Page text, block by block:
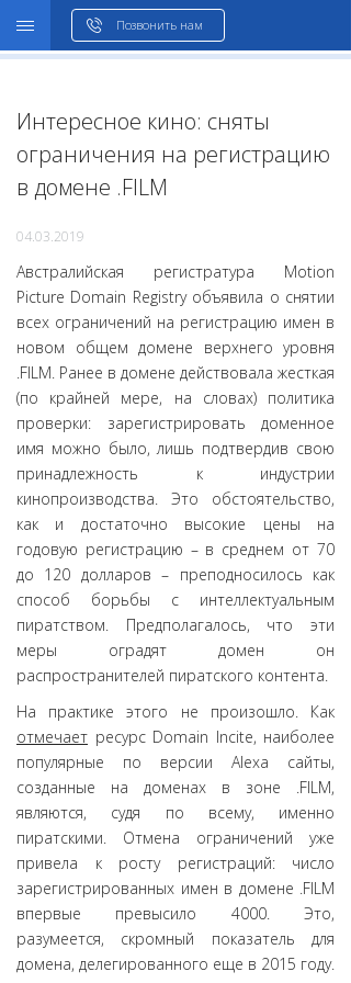
Позвонить нам
Интересное кино: сняты
ограничения на регистрацию
в домене .FILM
04.03.2019
Австралийская регистратура Motion
Picture Domain Registry объявила о снятии
всех ограничений на регистрацию имен в
новом общем домене верхнего уровня
.FILM. Ранее в домене действовала жесткая
(по крайней мере, на словах) политика
проверки: зарегистрировать доменное
имя можно было, лишь подтвердив свою
принадлежность к индустрии
кинопроизводства. Это обстоятельство,
как и достаточно высокие цены на
годовую регистрацию – в среднем от 70
до 120 долларов – преподносилось как
способ борьбы с интеллектуальным
пиратством. Предполагалось, что эти
меры оградят домен он
распространителей пиратского контента.
На практике этого не произошло. Как
отмечает ресурс Domain Incite, наиболее
популярные по версии Alexa сайты,
созданные на доменах в зоне .FILM,
являются, судя по всему, именно
пиратскими. Отмена ограничений уже
привела к росту регистраций: число
зарегистрированных имен в домене .FILM
впервые превысило 4000. Это,
разумеется, скромный показатель для
домена, делегированного еще в 2015 году.